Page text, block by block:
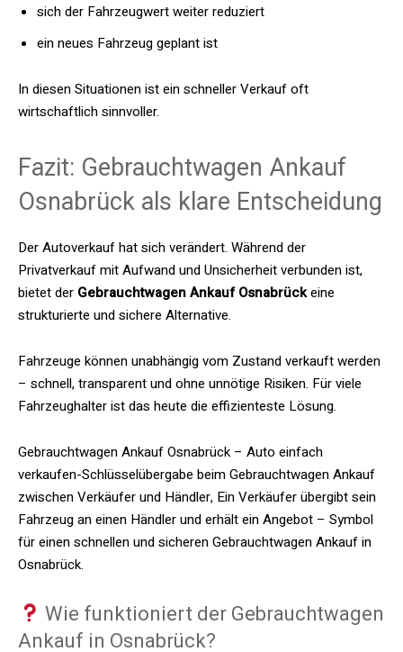
sich der Fahrzeugwert weiter reduziert
ein neues Fahrzeug geplant ist
In diesen Situationen ist ein schneller Verkauf oft
wirtschaftlich sinnvoller.
Fazit: Gebrauchtwagen Ankauf
Osnabrück als klare Entscheidung
Der Autoverkauf hat sich verändert. Während der
Privatverkauf mit Aufwand und Unsicherheit verbunden ist,
bietet der Gebrauchtwagen Ankauf Osnabrückeine
strukturierte und sichere Alternative.
Fahrzeuge können unabhängig vom Zustand verkauft werden
– schnell, transparent und ohne unnötige Risiken. Für viele
Fahrzeughalter ist das heute die effizienteste Lösung.
Gebrauchtwagen Ankauf Osnabrück – Auto einfach
verkaufen-Schlüsselübergabe beim Gebrauchtwagen Ankauf
zwischen Verkäufer und Händler, Ein Verkäufer übergibt sein
Fahrzeug an einen Händler und erhält ein Angebot – Symbol
für einen schnellen und sicheren Gebrauchtwagen Ankauf in
Osnabrück.
Wie funktioniert der Gebrauchtwagen
Ankauf in Osnabrück?